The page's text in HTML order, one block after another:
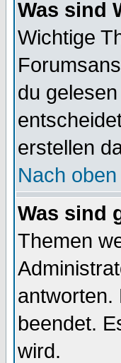
Was sind
Wichtige
du
erstellen
Nach oben
Was sind
Themen
antworten.
beendet.
wird.